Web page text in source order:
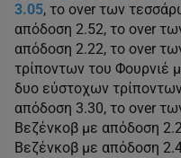
3.05, το over των
απόδοση 2.52, το over
απόδοση 2.22, το over
τρίποντων του Φουρνιέ
δυο εύστοχων
απόδοση 3.30, το over
Βεζένκοβ με απόδοση
Βεζένκοβ με απόδοση